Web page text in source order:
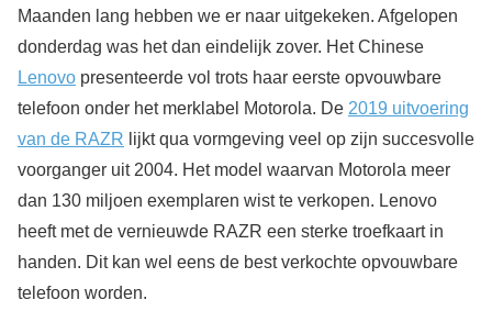
Maanden lang hebben we er naar uitgekeken. Afgelopen
donderdag was het dan eindelijk zover. Het Chinese
Lenovo presenteerde vol trots haar eerste opvouwbare
telefoon onder het merklabel Motorola. De 2019 uitvoering
van de RAZR lijkt qua vormgeving veel op zijn succesvolle
voorganger uit 2004. Het model waarvan Motorola meer
dan 130 miljoen exemplaren wist te verkopen. Lenovo
heeft met de vernieuwde RAZR een sterke troefkaart in
handen. Dit kan wel eens de best verkochte opvouwbare
telefoon worden.